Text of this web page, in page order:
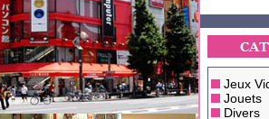
Jeux
Jouets
Divers